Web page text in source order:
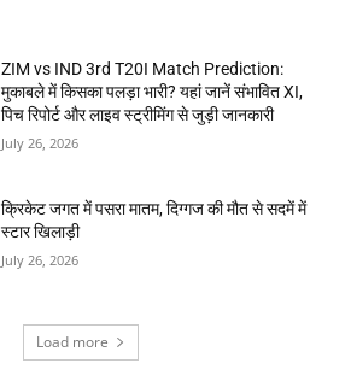
ZIM vs IND 3rd T20I Match Prediction:
मुकाबले में किसका पलड़ा भारी? यहां जानें संभावित XI,
पिच रिपोर्ट और लाइव स्ट्रीमिंग से जुड़ी जानकारी
July 26, 2026
क्रिकेट जगत में पसरा मातम, दिग्गज की मौत से सदमें में
स्टार खिलाड़ी
July 26, 2026
Load more